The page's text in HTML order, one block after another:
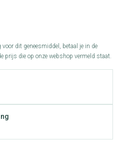
dit geneesmiddel, betaal je in de
prijs die op onze webshop vermeld staat.